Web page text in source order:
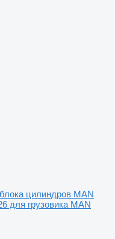
цилиндров MAN
для грузовика MAN